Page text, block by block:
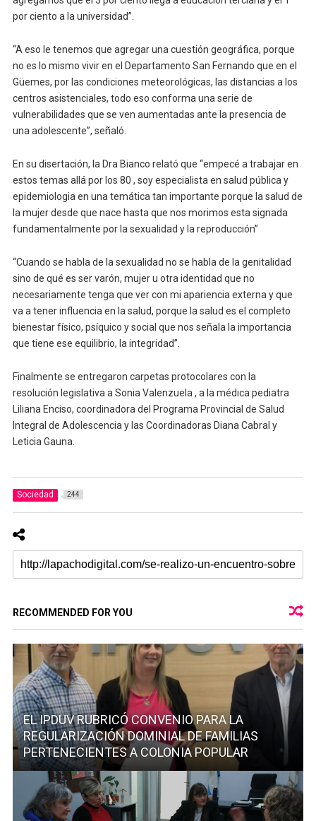
por ciento a la universidad”.
“A eso le tenemos que agregar una cuestión geográfica, porque
no es lo mismo vivir en el Departamento San Fernando que en el
Güemes, por las condiciones meteorológicas, las distancias a los
centros asistenciales, todo eso conforma una serie de
vulnerabilidades que se ven aumentadas ante la presencia de
una adolescente”, señaló.
En su disertación, la Dra Bianco relató que “empecé a trabajar en
estos temas allá por los 80 , soy especialista en salud pública y
epidemiologia en una temática tan importante porque la salud de
la mujer desde que nace hasta que nos morimos esta signada
fundamentalmente por la sexualidad y la reproducción”
“Cuando se habla de la sexualidad no se habla de la genitalidad
sino de qué es ser varón, mujer u otra identidad que no
necesariamente tenga que ver con mi apariencia externa y que
va a tener influencia en la salud, porque la salud es el completo
bienestar físico, psíquico y social que nos señala la importancia
que tiene ese equilibrio, la integridad”.
Finalmente se entregaron carpetas protocolares con la
resolución legislativa a Sonia Valenzuela , a la médica pediatra
Liliana Enciso, coordinadora del Programa Provincial de Salud
Integral de Adolescencia y las Coordinadoras Diana Cabral y
Leticia Gauna.
Sociedad 244
RECOMMENDED FOR YOU
EL IPDUV RUBRICÓ CONVENIO PARA LA
REGULARIZACIÓN DOMINIAL DE FAMILIAS
PERTENECIENTES A COLONIA POPULAR